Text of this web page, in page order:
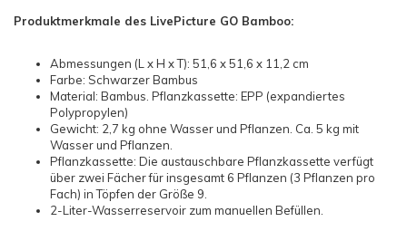
Produktmerkmale des LivePicture GO Bamboo:
Abmessungen (L x H x T): 51,6 x 51,6 x 11,2 cm
Farbe: Schwarzer Bambus
Material: Bambus. Pflanzkassette: EPP (expandiertes
Polypropylen)
Gewicht: 2,7 kg ohne Wasser und Pflanzen. Ca. 5 kg mit
Wasser und Pflanzen.
Pflanzkassette: Die austauschbare Pflanzkassette verfügt
über zwei Fächer für insgesamt 6 Pflanzen (3 Pflanzen pro
Fach) in Töpfen der Größe 9.
2-Liter-Wasserreservoir zum manuellen Befüllen.